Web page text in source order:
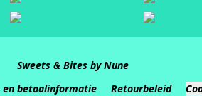
Sweets & Bites by Nune
en betaalinformatie Retourbeleid